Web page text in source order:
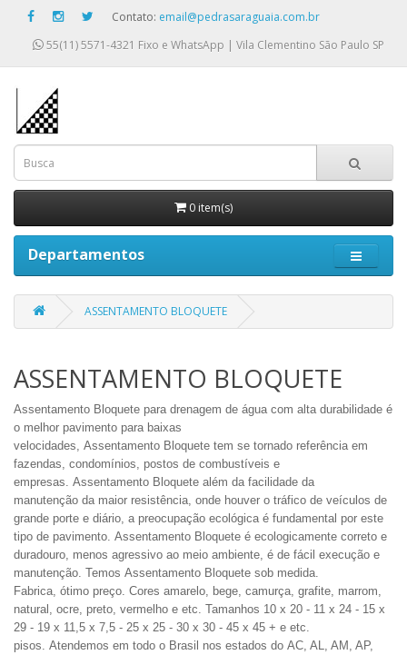
Contato: email@pedrasaraguaia.com.br
55(11) 5571-4321 Fixo e WhatsApp | Vila Clementino São Paulo SP
0 item(s)
Departamentos
ASSENTAMENTO BLOQUETE
ASSENTAMENTO BLOQUETE
Assentamento Bloquete para drenagem de água com alta durabilidade é
o melhor pavimento para baixas
velocidades, Assentamento Bloquete tem se tornado referência em
fazendas, condomínios, postos de combustíveis e
empresas. Assentamento Bloquete além da facilidade da
manutenção da maior resistência, onde houver o tráfico de veículos de
grande porte e diário, a preocupação ecológica é fundamental por este
tipo de pavimento. Assentamento Bloquete é ecologicamente correto e
duradouro, menos agressivo ao meio ambiente, é de fácil execução e
manutenção. Temos Assentamento Bloquete sob medida.
Fabrica, ótimo preço. Cores amarelo, bege, camurça, grafite, marrom,
natural, ocre, preto, vermelho e etc. Tamanhos 10 x 20 - 11 x 24 - 15 x
29 - 19 x 11,5 x 7,5 - 25 x 25 - 30 x 30 - 45 x 45 + e etc.
pisos. Atendemos em todo o Brasil nos estados do AC, AL, AM, AP,